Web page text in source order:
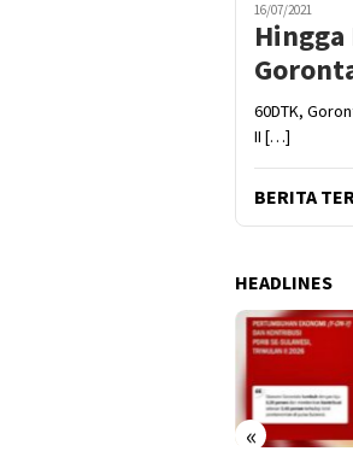
16/07/2021
60DTK,
II […]
BERITA
HEADLINES
«